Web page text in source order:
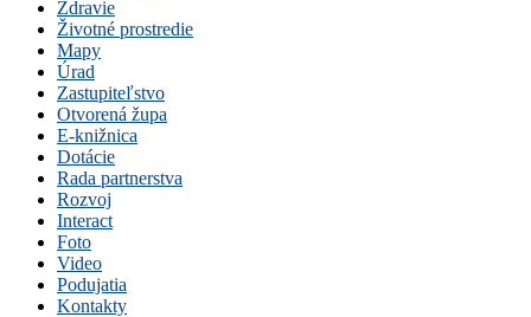
Zdravie
Životné prostredie
Mapy
Úrad
Zastupiteľstvo
Otvorená župa
E-knižnica
Dotácie
Rada partnerstva
Rozvoj
Interact
Foto
Video
Podujatia
Kontakty